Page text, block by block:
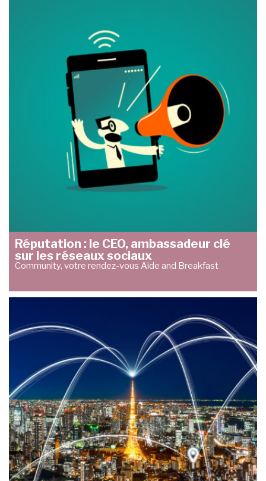
Réputation : le CEO, ambassadeur clé
sur les réseaux sociaux
Community, votre rendez-vous Aide and Breakfast